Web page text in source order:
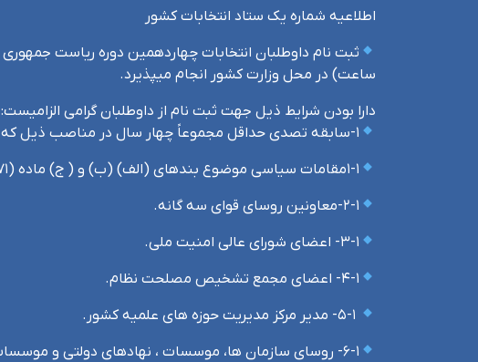
اطلاعیه شماره یک ستاد انتخابات کشور
ساعت) در محل وزارت کشور انجام می­پذیرد.
دارا بودن شرایط ذیل جهت ثبت نام از داوطلبان گرامی الزامیست:
۱-سابقه تصدی حداقل مجموعاً چهار سال در مناصب ذیل که در احراز مدت جمع سابقه تصدی در یک یا چند مورد از مناصب مذکور کفایت می کند.
۱-۱مقامات سیاسی موضوع بندهای (الف) (ب) و ( ج) ماده (۷۱) قانون مدیریت خدمات کشوری مصوب ۱۳۸۶/۸/۷
۲-۱-معاونین روسای قوای سه گانه.
۳-۱- اعضای شورای عالی امنیت ملی.
۴-۱- اعضای مجمع تشخیص مصلحت نظام.
۶-۱- روسای سازمان ها، موسسات ، نهادهای دولتی و موسسات و نهادهای عمومی غیر دولتی در سطح ملی.